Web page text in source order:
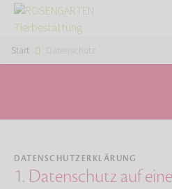
Start Datenschutz
DATENSCHUTZERKLÄRUNG
1. Datenschutz auf